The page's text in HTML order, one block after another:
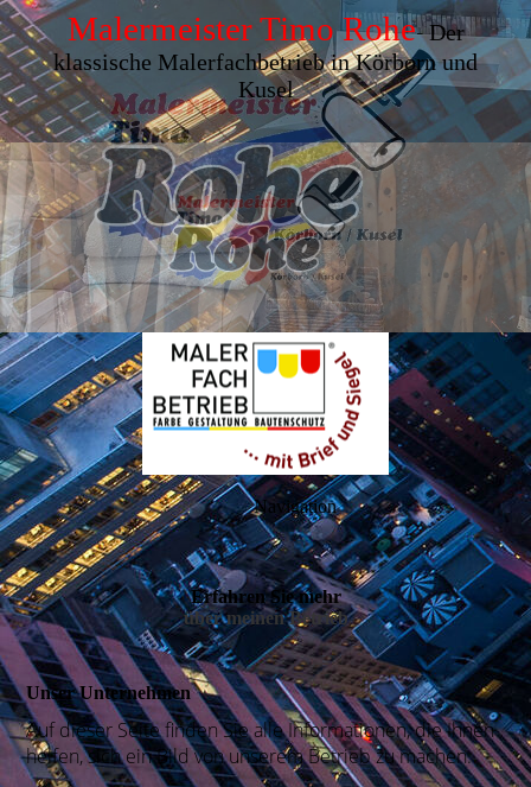
Maler­meister Timo Rohe-Der
klassische Maler­fach­betrieb in Körborn und
Kusel
Navigation
Erfahren Sie mehr
über meinen Betrieb
Unser Unter­nehmen
Auf dieser Seite fin­den Sie alle Infor­ma­tionen, die Ihnen
helfen, sich ein Bild von unse­rem Be­trieb zu machen.